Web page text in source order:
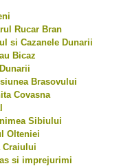
Rucar Bran
si Cazanele Dunarii
Bicaz
Brasovului
Covasna
Sibiului
Olteniei
Craiului
si imprejurimi